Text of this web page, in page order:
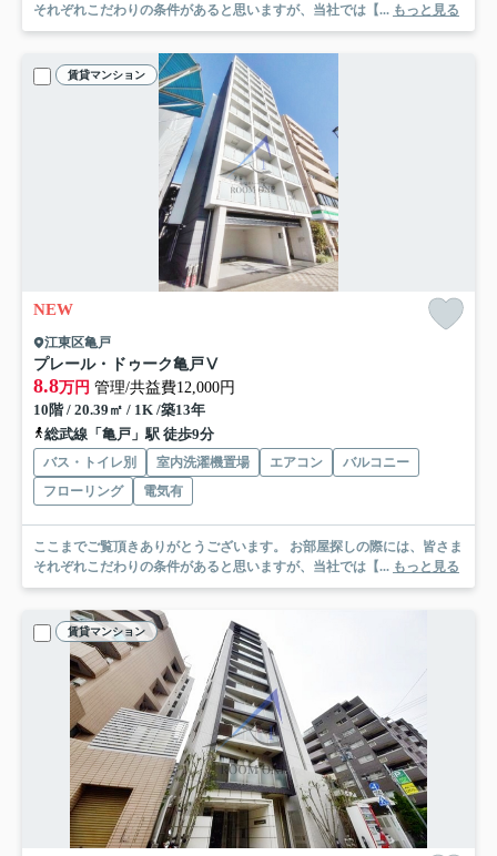
それぞれこだわりの条件があると思いますが、当社では【... もっと見る
賃貸マンション
NEW
江東区亀戸
プレール・ドゥーク亀戸Ⅴ
8.8万円 管理/共益費12,000円
10階 / 20.39㎡ / 1K /築13年
総武線「亀戸」駅 徒歩9分
バス・トイレ別 室内洗濯機置場 エアコン
バルコニー
フローリング
電気有
ここまでご覧頂きありがとうございます。 お部屋探しの際には、皆さま
それぞれこだわりの条件があると思いますが、当社では【... もっと見る
賃貸マンション